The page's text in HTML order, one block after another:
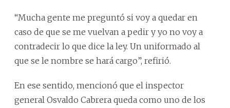
“Mucha gente me preguntó si voy a quedar en
caso de que se me vuelvan a pedir y yo no voy a
contradecir lo que dice la ley. Un uniformado al
que se le nombre se hará cargo”, refirió.
En ese sentido, mencionó que el inspector
general Osvaldo Cabrera queda como uno de los